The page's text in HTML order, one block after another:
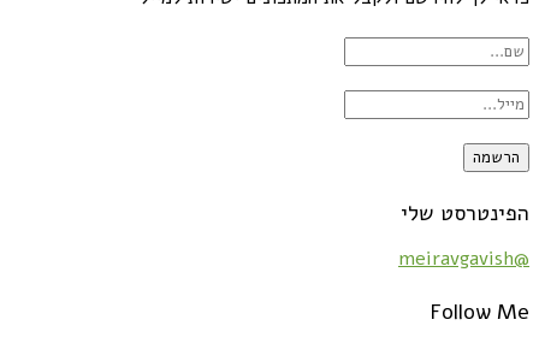
הפינטרסט שלי
@meiravgavish
Follow Me